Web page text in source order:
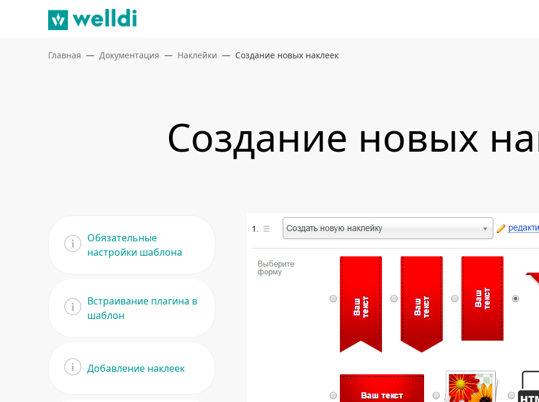
Главная Документация Наклейки Создание новых наклеек
Создание новых
Обязательные
настройки шаблона
Встраивание плагина в
шаблон
Добавление наклеек